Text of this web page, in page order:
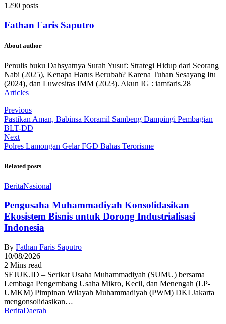
1290 posts
Fathan Faris Saputro
About author
Penulis buku Dahsyatnya Surah Yusuf: Strategi Hidup dari Seorang
Nabi (2025), Kenapa Harus Berubah? Karena Tuhan Sesayang Itu
(2024), dan Luwesitas IMM (2023). Akun IG : iamfaris.28
Articles
Previous
Pastikan Aman, Babinsa Koramil Sambeng Dampingi Pembagian
BLT-DD
Next
Polres Lamongan Gelar FGD Bahas Terorisme
Related posts
BeritaNasional
Pengusaha Muhammadiyah Konsolidasikan
Ekosistem Bisnis untuk Dorong Industrialisasi
Indonesia
By Fathan Faris Saputro
10/08/2026
2 Mins read
SEJUK.ID – Serikat Usaha Muhammadiyah (SUMU) bersama
Lembaga Pengembang Usaha Mikro, Kecil, dan Menengah (LP-
UMKM) Pimpinan Wilayah Muhammadiyah (PWM) DKI Jakarta
mengonsolidasikan…
BeritaDaerah